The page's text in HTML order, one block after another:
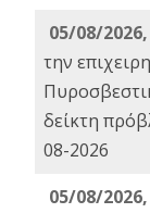
05/08/
την
δείκτη
08-2026
05/08/